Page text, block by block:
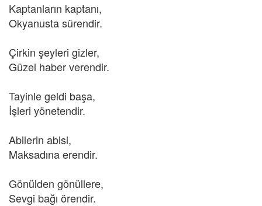
Kaptanların kaptanı,
Okyanusta sürendir.
Çirkin şeyleri gizler,
Güzel haber verendir.
Tayinle geldi başa,
İşleri yönetendir.
Abilerin abisi,
Maksadına erendir.
Gönülden gönüllere,
Sevgi bağı örendir.